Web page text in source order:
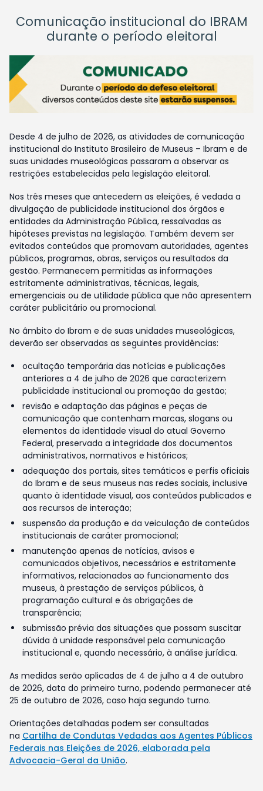
Comunicação institucional do IBRAM
durante o período eleitoral
Desde 4 de julho de 2026, as atividades de comunicação
institucional do Instituto Brasileiro de Museus – Ibram e de
suas unidades museológicas passaram a observar as
restrições estabelecidas pela legislação eleitoral.
Nos três meses que antecedem as eleições, é vedada a
divulgação de publicidade institucional dos órgãos e
entidades da Administração Pública, ressalvadas as
hipóteses previstas na legislação. Também devem ser
evitados conteúdos que promovam autoridades, agentes
públicos, programas, obras, serviços ou resultados da
gestão. Permanecem permitidas as informações
estritamente administrativas, técnicas, legais,
emergenciais ou de utilidade pública que não apresentem
caráter publicitário ou promocional.
No âmbito do Ibram e de suas unidades museológicas,
deverão ser observadas as seguintes providências:
ocultação temporária das notícias e publicações
anteriores a 4 de julho de 2026 que caracterizem
publicidade institucional ou promoção da gestão;
revisão e adaptação das páginas e peças de
comunicação que contenham marcas, slogans ou
elementos da identidade visual do atual Governo
Federal, preservada a integridade dos documentos
administrativos, normativos e históricos;
adequação dos portais, sites temáticos e perfis oficiais
do Ibram e de seus museus nas redes sociais, inclusive
quanto à identidade visual, aos conteúdos publicados e
aos recursos de interação;
suspensão da produção e da veiculação de conteúdos
institucionais de caráter promocional;
manutenção apenas de notícias, avisos e
comunicados objetivos, necessários e estritamente
informativos, relacionados ao funcionamento dos
museus, à prestação de serviços públicos, à
programação cultural e às obrigações de
transparência;
submissão prévia das situações que possam suscitar
dúvida à unidade responsável pela comunicação
institucional e, quando necessário, à análise jurídica.
As medidas serão aplicadas de 4 de julho a 4 de outubro
de 2026, data do primeiro turno, podendo permanecer até
25 de outubro de 2026, caso haja segundo turno.
Orientações detalhadas podem ser consultadas
na Cartilha de Condutas Vedadas aos Agentes Públicos
Federais nas Eleições de 2026, elaborada pela
Advocacia-Geral da União.